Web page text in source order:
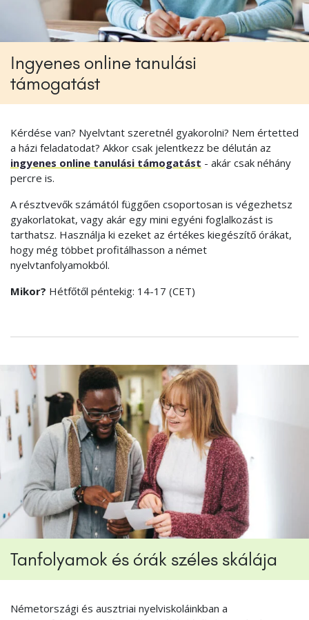
Ingyenes online tanulási
támogatást
Kérdése van? Nyelvtant szeretnél gyakorolni? Nem értetted
a házi feladatodat? Akkor csak jelentkezz be délután az
ingyenes online tanulási támogatást - akár csak néhány
percre is.
A résztvevők számától függően csoportosan is végezhetsz
gyakorlatokat, vagy akár egy mini egyéni foglalkozást is
tarthatsz. Használja ki ezeket az értékes kiegészítő órákat,
hogy még többet profitálhasson a német
nyelvtanfolyamokból.
Mikor? Hétfőtől péntekig: 14-17 (CET)
Tanfolyamok és órák széles skálája
Németországi és ausztriai nyelviskoláinkban a